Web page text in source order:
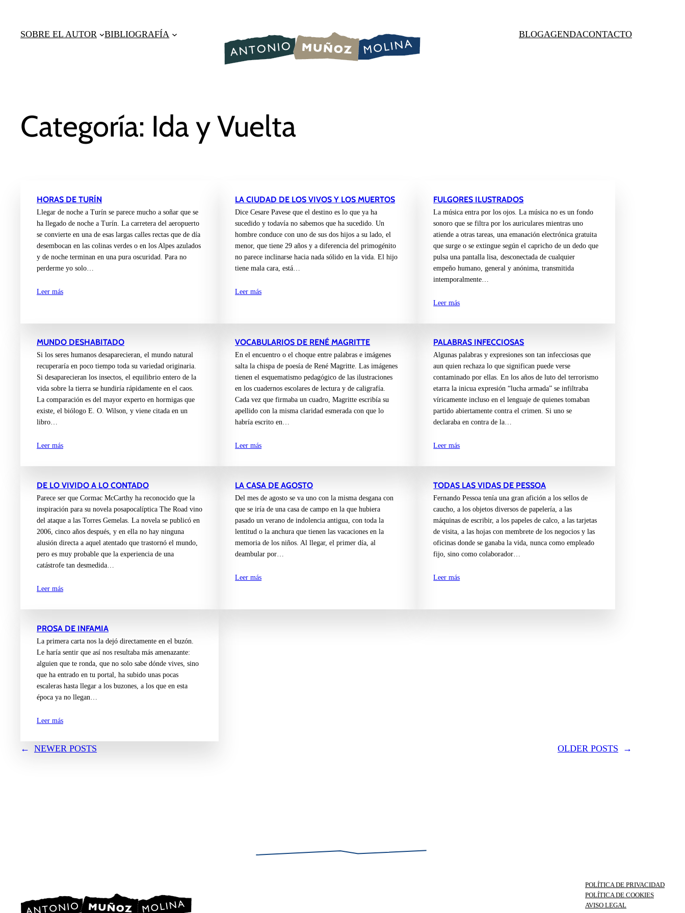
contenido
SOBRE EL AUTOR BIBLIOGRAFÍA BLOGAGENDACONTACTO
Categoría: Ida y Vuelta
HORAS DE TURÍN
Llegar de noche a Turín se parece mucho a soñar que se
ha llegado de noche a Turín. La carretera del aeropuerto
se convierte en una de esas largas calles rectas que de día
desembocan en las colinas verdes o en los Alpes azulados
y de noche terminan en una pura oscuridad. Para no
perderme yo solo…
Leer más
LA CIUDAD DE LOS VIVOS Y LOS MUERTOS
Dice Cesare Pavese que el destino es lo que ya ha
sucedido y todavía no sabemos que ha sucedido. Un
hombre conduce con uno de sus dos hijos a su lado, el
menor, que tiene 29 años y a diferencia del primogénito
no parece inclinarse hacia nada sólido en la vida. El hijo
tiene mala cara, está…
Leer más
FULGORES ILUSTRADOS
La música entra por los ojos. La música no es un fondo
sonoro que se filtra por los auriculares mientras uno
atiende a otras tareas, una emanación electrónica gratuita
que surge o se extingue según el capricho de un dedo que
pulsa una pantalla lisa, desconectada de cualquier
empeño humano, general y anónima, transmitida
intemporalmente…
Leer más
MUNDO DESHABITADO
Si los seres humanos desaparecieran, el mundo natural
recuperaría en poco tiempo toda su variedad originaria.
Si desaparecieran los insectos, el equilibrio entero de la
vida sobre la tierra se hundiría rápidamente en el caos.
La comparación es del mayor experto en hormigas que
existe, el biólogo E. O. Wilson, y viene citada en un
libro…
Leer más
VOCABULARIOS DE RENÉ MAGRITTE
En el encuentro o el choque entre palabras e imágenes
salta la chispa de poesía de René Magritte. Las imágenes
tienen el esquematismo pedagógico de las ilustraciones
en los cuadernos escolares de lectura y de caligrafía.
Cada vez que firmaba un cuadro, Magritte escribía su
apellido con la misma claridad esmerada con que lo
habría escrito en…
Leer más
PALABRAS INFECCIOSAS
Algunas palabras y expresiones son tan infecciosas que
aun quien rechaza lo que significan puede verse
contaminado por ellas. En los años de luto del terrorismo
etarra la inicua expresión “lucha armada” se infiltraba
víricamente incluso en el lenguaje de quienes tomaban
partido abiertamente contra el crimen. Si uno se
declaraba en contra de la…
Leer más
DE LO VIVIDO A LO CONTADO
Parece ser que Cormac McCarthy ha reconocido que la
inspiración para su novela posapocalíptica The Road vino
del ataque a las Torres Gemelas. La novela se publicó en
2006, cinco años después, y en ella no hay ninguna
alusión directa a aquel atentado que trastornó el mundo,
pero es muy probable que la experiencia de una
catástrofe tan desmedida…
Leer más
LA CASA DE AGOSTO
Del mes de agosto se va uno con la misma desgana con
que se iría de una casa de campo en la que hubiera
pasado un verano de indolencia antigua, con toda la
lentitud o la anchura que tienen las vacaciones en la
memoria de los niños. Al llegar, el primer día, al
deambular por…
Leer más
TODAS LAS VIDAS DE PESSOA
Fernando Pessoa tenía una gran afición a los sellos de
caucho, a los objetos diversos de papelería, a las
máquinas de escribir, a los papeles de calco, a las tarjetas
de visita, a las hojas con membrete de los negocios y las
oficinas donde se ganaba la vida, nunca como empleado
fijo, sino como colaborador…
Leer más
PROSA DE INFAMIA
La primera carta nos la dejó directamente en el buzón.
Le haría sentir que así nos resultaba más amenazante:
alguien que te ronda, que no solo sabe dónde vives, sino
que ha entrado en tu portal, ha subido unas pocas
escaleras hasta llegar a los buzones, a los que en esta
época ya no llegan…
Leer más
← NEWER POSTS OLDER POSTS →
POLÍTICA DE PRIVACIDAD
POLÍTICA DE COOKIES
AVISO LEGAL